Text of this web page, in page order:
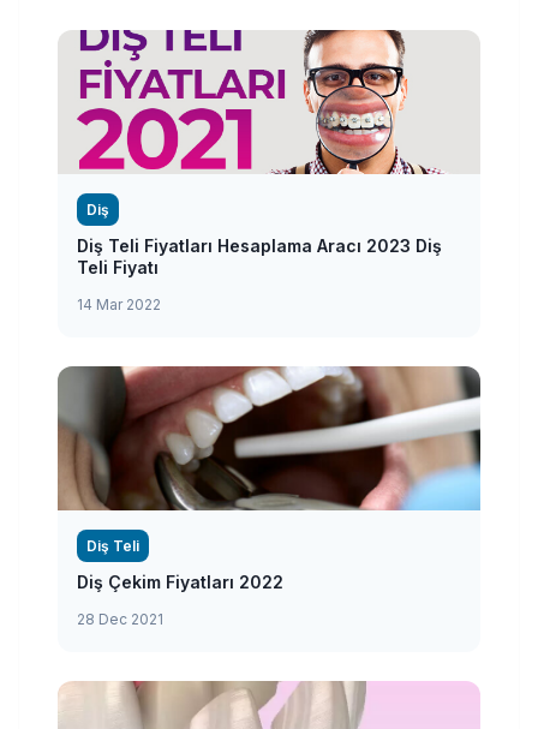
Diş
Diş Teli Fiyatları Hesaplama Aracı 2023 Diş
Teli Fiyatı
14 Mar 2022
Diş Teli
Diş Çekim Fiyatları 2022
28 Dec 2021